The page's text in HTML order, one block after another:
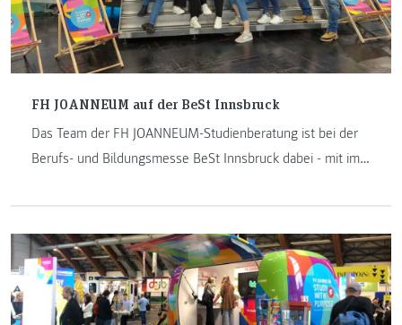
FH JOANNEUM auf der BeSt Innsbruck
Das Team der FH JOANNEUM-Studienberatung ist bei der
Berufs- und Bildungsmesse BeSt Innsbruck dabei - mit im